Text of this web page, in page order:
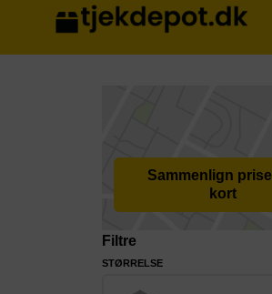
Sammenlign
kort
Filtre
STØRRELSE